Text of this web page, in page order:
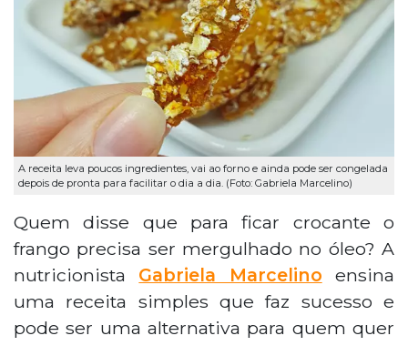
A receita leva poucos ingredientes, vai ao forno e ainda pode ser congelada
depois de pronta para facilitar o dia a dia. (Foto: Gabriela Marcelino)
Quem disse que para ficar crocante o
frango precisa ser mergulhado no óleo? A
nutricionista Gabriela Marcelino ensina
uma receita simples que faz sucesso e
pode ser uma alternativa para quem quer